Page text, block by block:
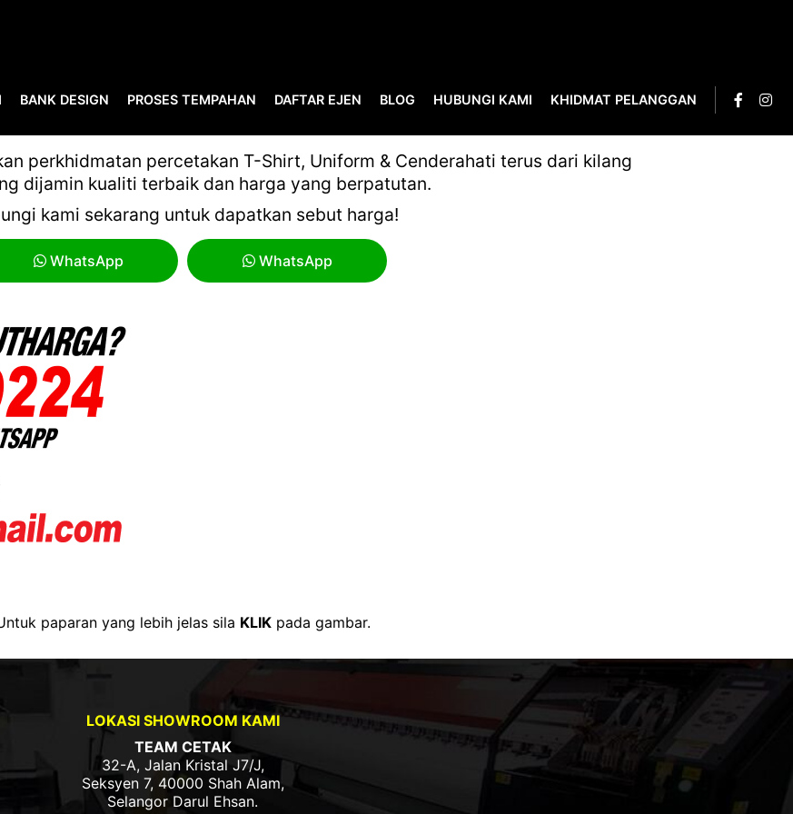
BANK DESIGN PROSES TEMPAHAN DAFTAR EJEN BLOG HUBUNGI KAMI KHIDMAT PELANGGAN
perkhidmatan percetakan T-Shirt, Uniform & Cenderahati terus dari kilang
dijamin kualiti terbaik dan harga yang berpatutan.
kami sekarang untuk dapatkan sebut harga!
WhatsApp WhatsApp
paparan yang lebih jelas sila KLIKpada gambar.
LOKASI SHOWROOM KAMI
TEAM CETAK
32-A, Jalan Kristal J7/J,
Seksyen 7, 40000 Shah Alam,
Selangor Darul Ehsan.